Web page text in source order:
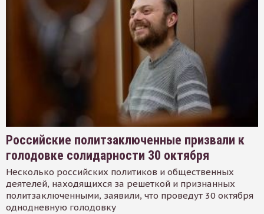
Российские политзаключенные призвали к
голодовке солидарности 30 октября
Несколько российских политиков и общественных
деятелей, находящихся за решеткой и признанных
политзаключенными, заявили, что проведут 30 октября
однодневную голодовку